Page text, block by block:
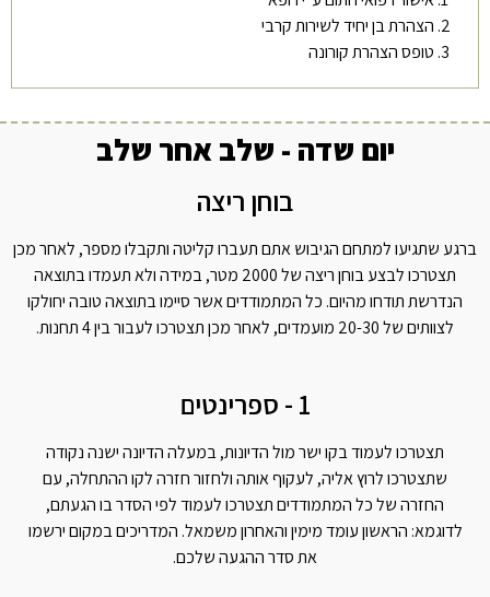
הצהרת בן יחיד לשירות קרבי
טופס הצהרת קורונה
יום שדה - שלב אחר שלב
בוחן ריצה
ברגע שתגיעו למתחם הגיבוש אתם תעברו קליטה ותקבלו מספר, לאחר מכן
תצטרכו לבצע בוחן ריצה של 2000 מטר, במידה ולא תעמדו בתוצאה
הנדרשת תודחו מהיום. כל המתמודדים אשר סיימו בתוצאה טובה יחולקו
לצוותים של 20-30 מועמדים, לאחר מכן תצטרכו לעבור בין 4 תחנות.
1 - ספרינטים
תצטרכו לעמוד בקו ישר מול הדיונות, במעלה הדיונה ישנה נקודה
שתצטרכו לרוץ אליה, לעקוף אותה ולחזור חזרה לקו ההתחלה, עם
החזרה של כל המתמודדים תצטרכו לעמוד לפי הסדר בו הגעתם,
לדוגמא: הראשון עומד מימין והאחרון משמאל. המדריכים במקום ירשמו
את סדר ההגעה שלכם.